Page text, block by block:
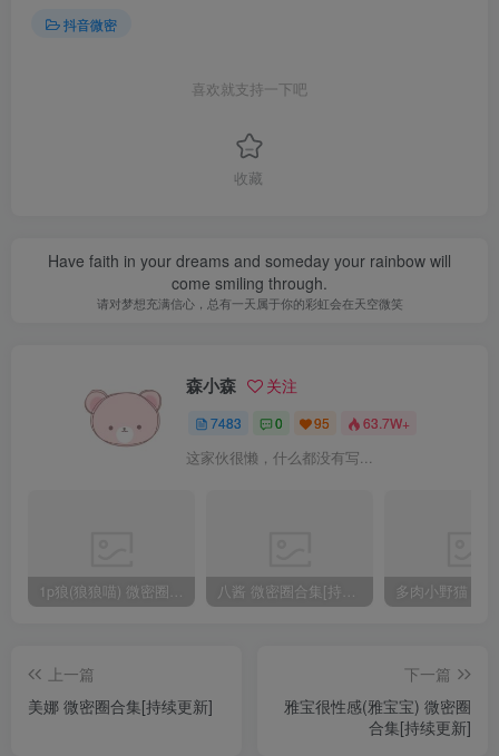
抖音微密
喜欢就支持一下吧
收藏
Have faith in your dreams and someday your rainbow will
come smiling through.
请对梦想充满信心，总有一天属于你的彩虹会在天空微笑
森小森 关注
7483 0 95 63.7W+
这家伙很懒，什么都没有写...
1p狼(狼狼喵) 微密圈/岛遇合集[持续更新2025.08.20] 八酱 微密圈合集[持续更新]
上一篇
美娜 微密圈合集[持续更新]
下一篇
雅宝很性感(雅宝宝) 微密圈
合集[持续更新]